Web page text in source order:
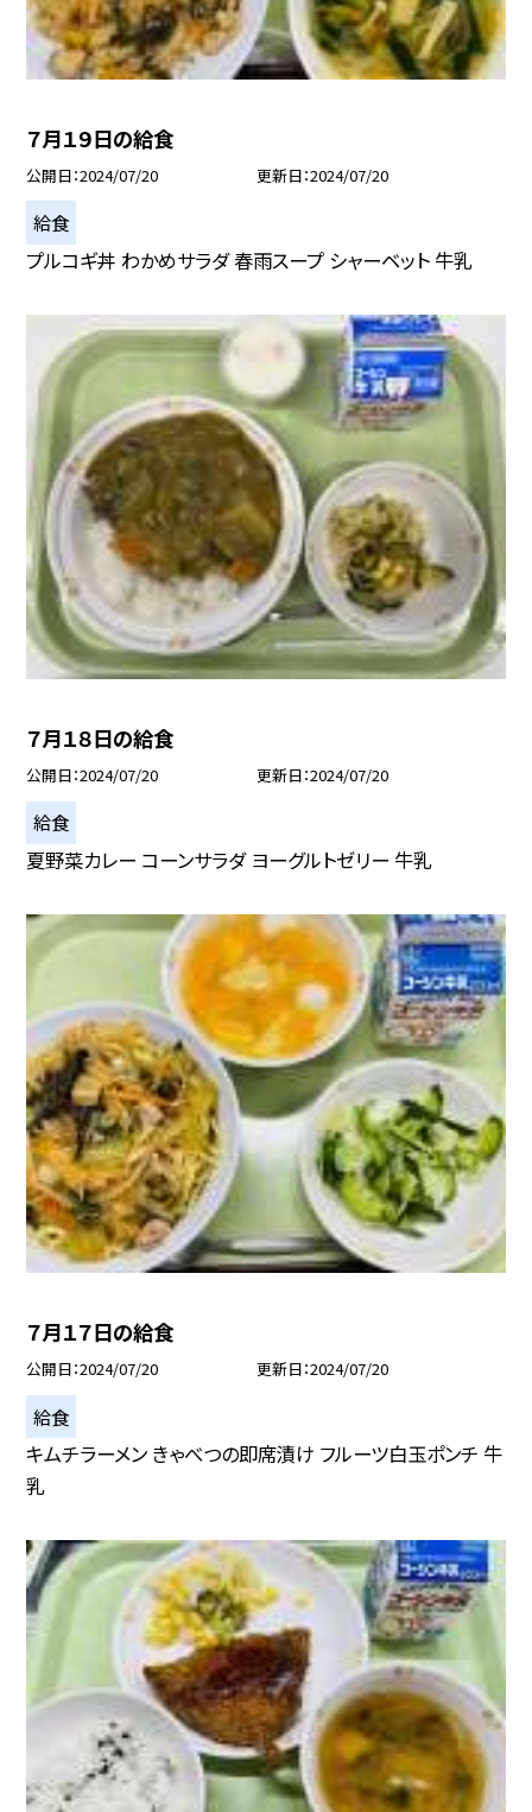
７月１９日の給食
公開日 2024/07/20 更新日 2024/07/20
給食
プルコギ丼 わかめサラダ 春雨スープ シャーベット 牛乳
７月１８日の給食
公開日 2024/07/20 更新日 2024/07/20
給食
夏野菜カレー コーンサラダ ヨーグルトゼリー 牛乳
７月１７日の給食
公開日 2024/07/20 更新日 2024/07/20
給食
キムチラーメン きゃべつの即席漬け フルーツ白玉ポンチ 牛
乳